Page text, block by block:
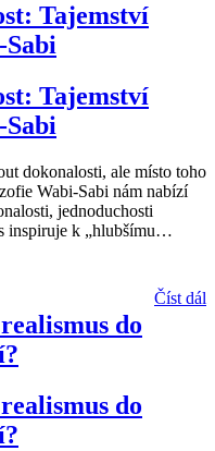
Tajemství
Tajemství
dokonalosti, ale místo toho
Wabi-Sabi nám nabízí
jednoduchosti
inspiruje k „hlubšímu…
Číst dál
do
do